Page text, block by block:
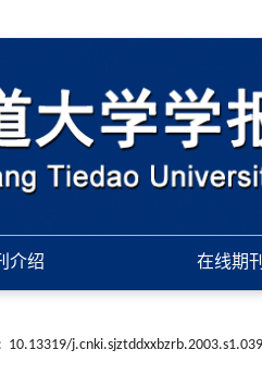
介绍 在线期刊
10.13319/j.cnki.sjztddxxbzrb.2003.s1.039